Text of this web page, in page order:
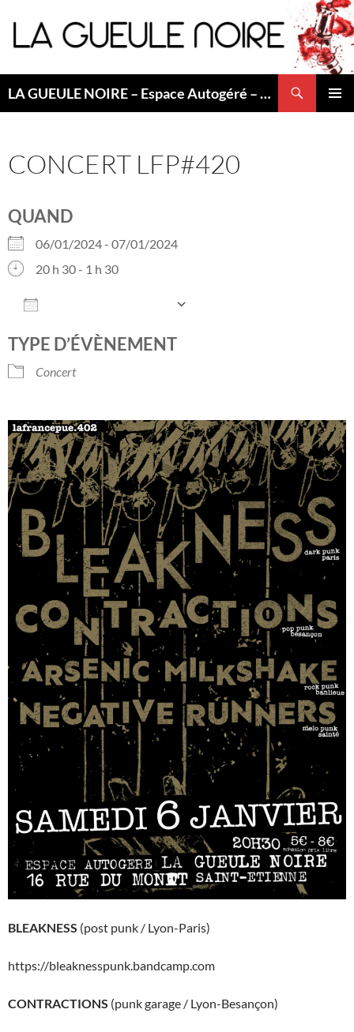
au
contenu
LA GUEULE NOIRE – Espace Autogéré – Saint Etienne
CONCERT LFP#420
QUAND
06/01/2024 - 07/01/2024
20 h 30 - 1 h 30
TYPE D’ÉVÈNEMENT
Concert
BLEAKNESS (post punk / Lyon-Paris)
https://bleaknesspunk.bandcamp.com
CONTRACTIONS (punk garage / Lyon-Besançon)